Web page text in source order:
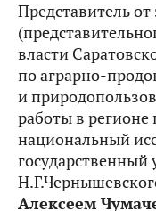
Представитель
власти
по аграрно-
и
работы в регионе
национальный
государственный
Алексеем